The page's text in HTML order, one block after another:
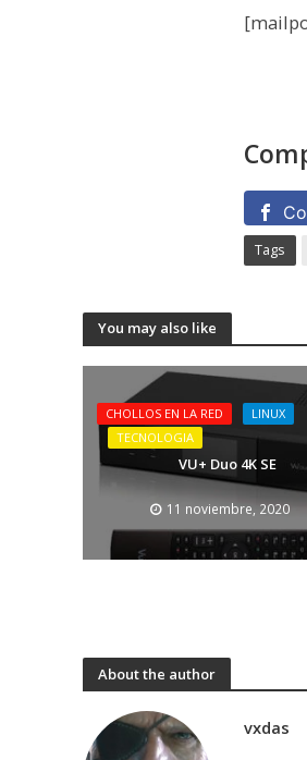
Tags
You may also like
CHOLLOS EN LA RED
LINUX
TECNOLOGIA
VU+ Duo 4K SE
11 noviembre, 2020
About the author
vxdas